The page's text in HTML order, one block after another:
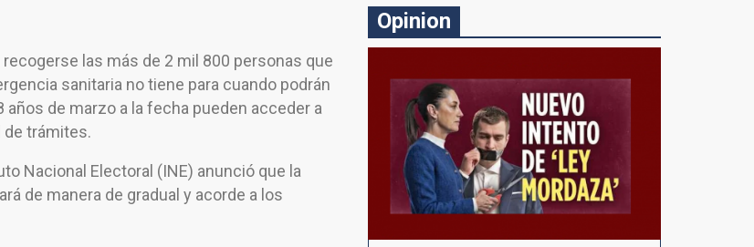
las más de 2 mil 800 personas que
sanitaria no tiene para cuando podrán
de marzo a la fecha pueden acceder a
de trámites.
Nacional Electoral (INE) anunció que la
de manera de gradual y acorde a los
Opinion